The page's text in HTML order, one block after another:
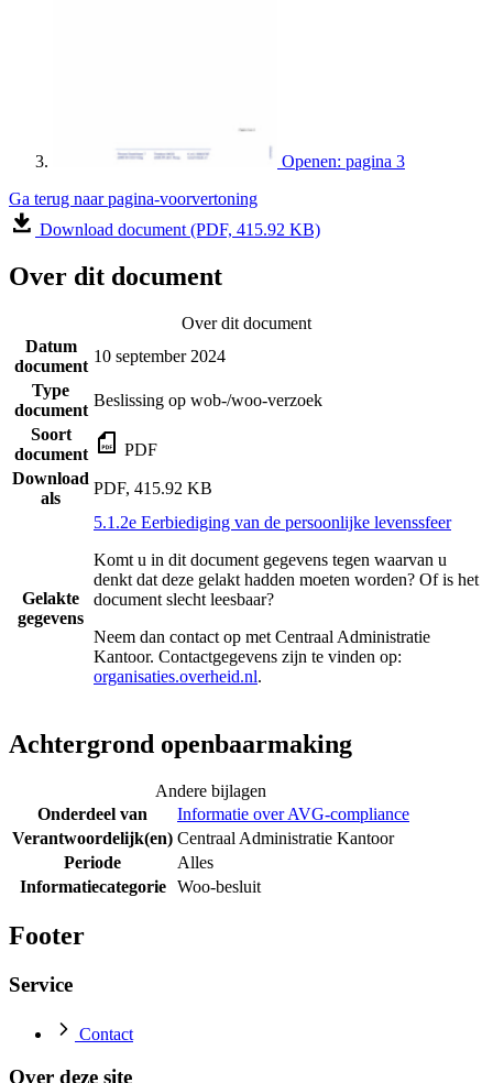
Openen: pagina 3
Ga terug naar pagina-voorvertoning
Download document (PDF, 415.92 KB)
Over dit document
Over dit document
Datum
document
10 september 2024
Type
document
Beslissing op wob-/woo-verzoek
Soort
document
PDF
Download
als
PDF, 415.92 KB
Gelakte
gegevens
5.1.2e Eerbiediging van de persoonlijke levenssfeer
Komt u in dit document gegevens tegen waarvan u
denkt dat deze gelakt hadden moeten worden? Of is het
document slecht leesbaar?
Neem dan contact op met Centraal Administratie
Kantoor. Contactgegevens zijn te vinden op:
organisaties.overheid.nl.
Achtergrond openbaarmaking
Andere bijlagen
Onderdeel van
Informatie over AVG-compliance
Verantwoordelijk(en) Centraal Administratie Kantoor
Periode
Alles
Informatiecategorie
Woo-besluit
Footer
Service
Contact
Over deze site